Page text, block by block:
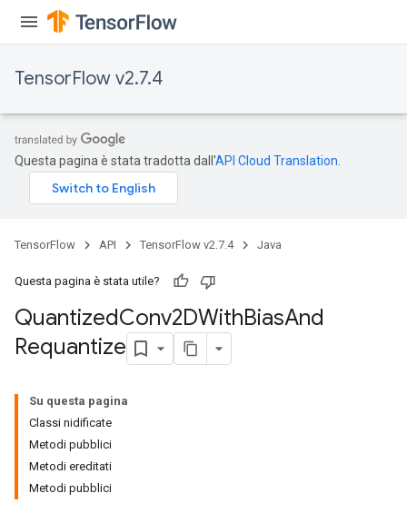
TensorFlow v2.7.4
Questa pagina è stata tradotta dall'API Cloud Translation
TensorFlow API TensorFlow v2.7.4 Java
Questa pagina è stata utile?
QuantizedConv2DWithBiasAnd
Requantize
Su questa pagina
Classi nidificate
Metodi pubblici
Metodi ereditati
Metodi pubblici